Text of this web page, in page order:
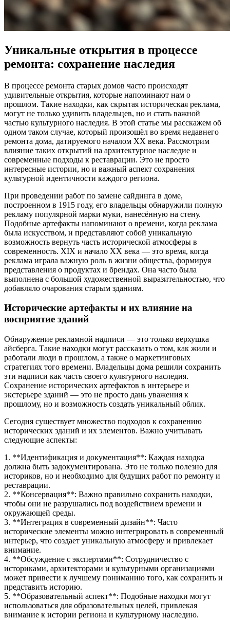
Уникальные открытия в процессе
ремонта: сохранение наследия
В процессе ремонта старых домов часто происходят
удивительные открытия, которые напоминают нам о
прошлом. Такие находки, как скрытая историческая реклама,
могут не только удивить владельцев, но и стать важной
частью культурного наследия. В этой статье мы расскажем об
одном таком случае, который произошёл во время недавнего
ремонта дома, датируемого началом XX века. Рассмотрим
влияние таких открытий на архитектурное наследие и
современные подходы к реставрации. Это не просто
интересные истории, но и важный аспект сохранения
культурной идентичности каждого региона.
При проведении работ по замене сайдинга в доме,
построенном в 1915 году, его владельцы обнаружили полную
рекламу популярной марки муки, нанесённую на стену.
Подобные артефакты напоминают о времени, когда реклама
была искусством, и представляют собой уникальную
возможность вернуть часть исторической атмосферы в
современность. XIX и начало XX века — это время, когда
реклама играла важную роль в жизни общества, формируя
представления о продуктах и брендах. Она часто была
выполнена с большой художественной выразительностью, что
добавляло очарования старым зданиям.
Исторические артефакты и их влияние на
восприятие зданий
Обнаружение рекламной надписи — это только верхушка
айсберга. Такие находки могут рассказать о том, как жили и
работали люди в прошлом, а также о маркетинговых
стратегиях того времени. Владельцы дома решили сохранить
эти надписи как часть своего культурного наследия.
Сохранение исторических артефактов в интерьере и
экстерьере зданий — это не просто дань уважения к
прошлому, но и возможность создать уникальный облик.
Сегодня существует множество подходов к сохранению
исторических зданий и их элементов. Важно учитывать
следующие аспекты:
1. **Идентификация и документация**: Каждая находка
должна быть задокументирована. Это не только полезно для
историков, но и необходимо для будущих работ по ремонту и
реставрации.
2. **Консервация**: Важно правильно сохранить находки,
чтобы они не разрушались под воздействием времени и
окружающей среды.
3. **Интеграция в современный дизайн**: Часто
исторические элементы можно интегрировать в современный
интерьер, что создает уникальную атмосферу и привлекает
внимание.
4. **Обсуждение с экспертами**: Сотрудничество с
историками, архитекторами и культурными организациями
может привести к лучшему пониманию того, как сохранить и
представить историю.
5. **Образовательный аспект**: Подобные находки могут
использоваться для образовательных целей, привлекая
внимание к истории региона и культурному наследию.